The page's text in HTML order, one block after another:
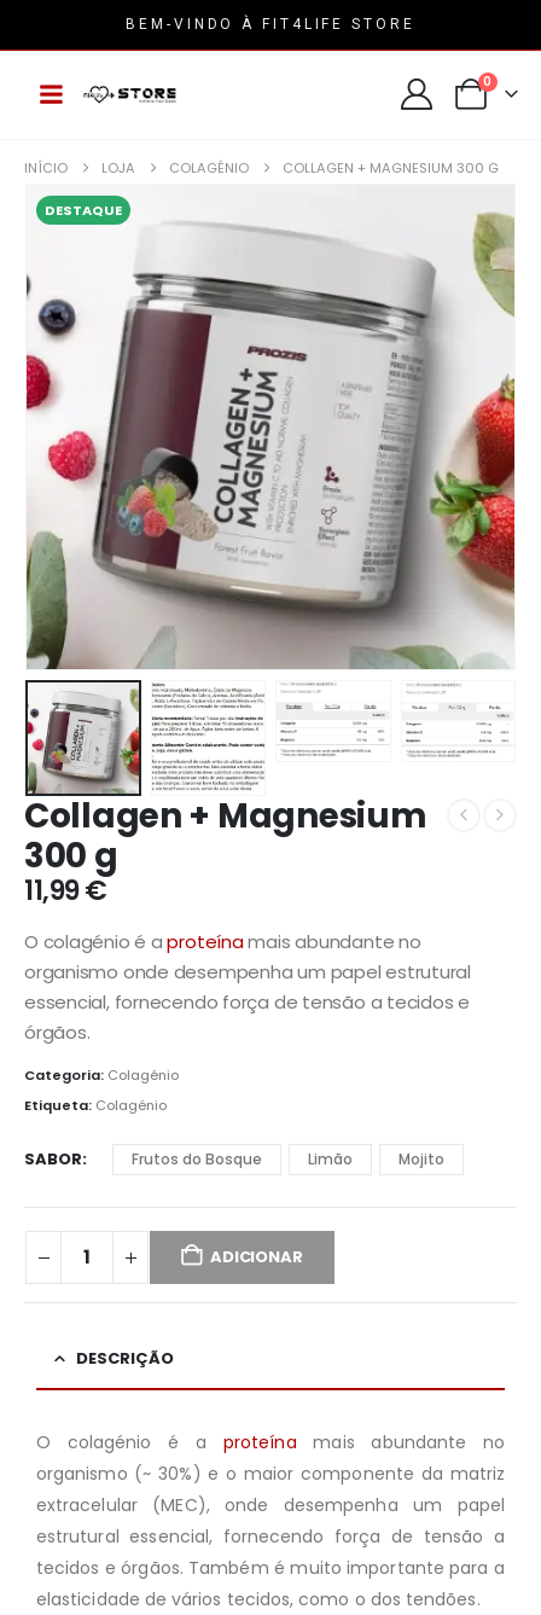
BEM-VINDO À FIT4LIFE STORE
0
INÍCIO LOJA COLAGÉNIO COLLAGEN + MAGNESIUM 300 G
DESTAQUE
Collagen + Magnesium
300 g
11,99€
O colagénio é aproteínamais abundante no
organismo onde desempenha um papel estrutural
essencial, fornecendo força de tensão a tecidos e
órgãos.
Categoria: Colagénio
Etiqueta: Colagénio
SABOR Frutos do Bosque Limão Mojito
ADICIONAR
DESCRIÇÃO
O colagénio é aproteína mais abundante no
organismo (~ 30%) e o maior componente da matriz
extracelular (MEC), onde desempenha um papel
estrutural essencial, fornecendo força de tensão a
tecidos e órgãos. Também é muito importante para a
elasticidade de vários tecidos, como o dos tendões.